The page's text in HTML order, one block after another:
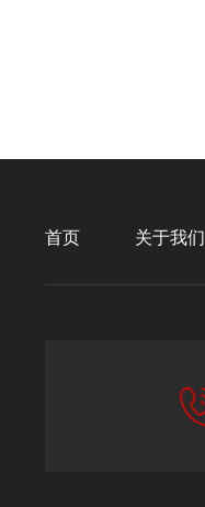
首页 关于我们